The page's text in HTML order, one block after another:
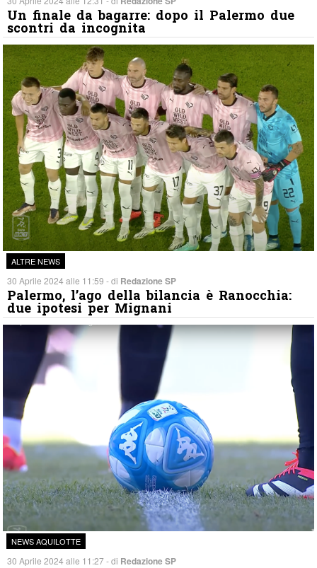
Un finale da bagarre: dopo il Palermo due
scontri da incognita
ALTRE NEWS
30 Aprile 2024 alle 11:59 - di Redazione SP
Palermo, l’ago della bilancia è Ranocchia:
due ipotesi per Mignani
NEWS AQUILOTTE
30 Aprile 2024 alle 11:27 - di Redazione SP